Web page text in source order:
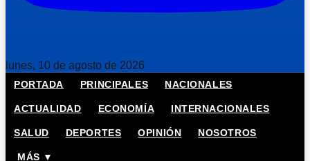
lunes, 10 de agosto de 2026
PORTADA PRINCIPALES NACIONALES
ACTUALIDAD ECONOMÍA INTERNACIONALES
SALUD DEPORTES OPINIÓN NOSOTROS
MÁS ▼